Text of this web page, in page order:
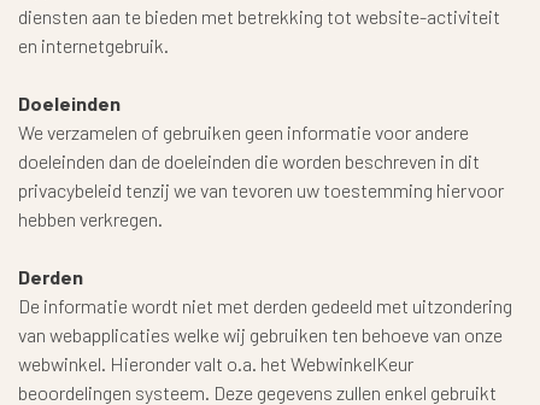
diensten aan te bieden met betrekking tot website-activiteit
en internetgebruik.
Doeleinden
We verzamelen of gebruiken geen informatie voor andere
doeleinden dan de doeleinden die worden beschreven in dit
privacybeleid tenzij we van tevoren uw toestemming hiervoor
hebben verkregen.
Derden
De informatie wordt niet met derden gedeeld met uitzondering
van webapplicaties welke wij gebruiken ten behoeve van onze
webwinkel. Hieronder valt o.a. het WebwinkelKeur
beoordelingen systeem. Deze gegevens zullen enkel gebruikt